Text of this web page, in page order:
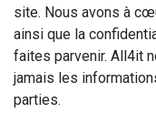
site. Nous avons à
ainsi que la
faites parvenir. All4it
jamais les
parties.